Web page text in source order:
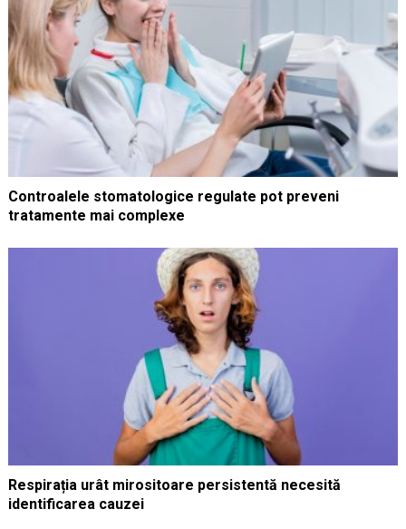
Controalele stomatologice regulate pot preveni
tratamente mai complexe
Respirația urât mirositoare persistentă necesită
identificarea cauzei